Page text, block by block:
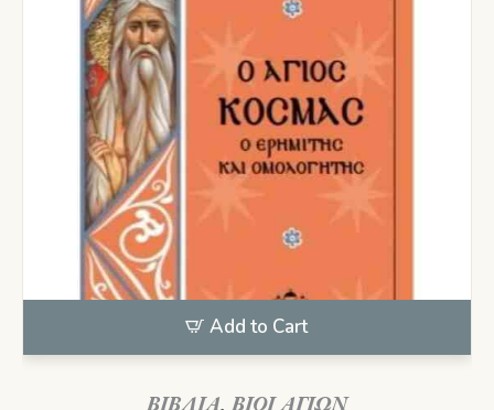
Add to Cart
ΒΙΒΛΙΑ, ΒΙΟΙ ΑΓΙΩΝ